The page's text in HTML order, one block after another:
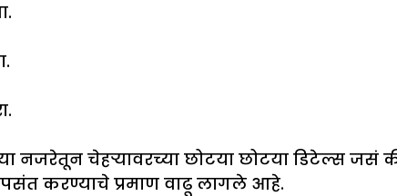
चेहऱ्यावरच्या छोटया छोटया डिटेल्स जसं
करण्याचे प्रमाण वाढू लागले आहे.